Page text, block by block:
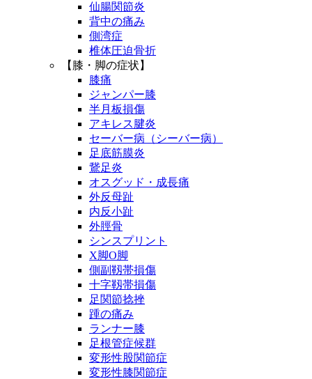
仙腸関節炎
背中の痛み
側湾症
椎体圧迫骨折
【膝・脚の症状】
膝痛
ジャンパー膝
半月板損傷
アキレス腱炎
セーバー病（シーバー病）
足底筋膜炎
鵞足炎
オスグッド・成長痛
外反母趾
内反小趾
外脛骨
シンスプリント
X脚O脚
側副靱帯損傷
十字靱帯損傷
足関節捻挫
踵の痛み
ランナー膝
足根管症候群
変形性股関節症
変形性膝関節症